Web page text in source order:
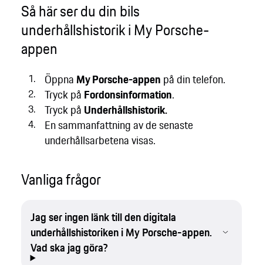
Så här ser du din bils
underhållshistorik i My Porsche-
appen
Öppna My Porsche-appen på din telefon.
Tryck på Fordonsinformation.
Tryck på Underhållshistorik.
En sammanfattning av de senaste
underhållsarbetena visas.
Vanliga frågor
Jag ser ingen länk till den digitala
underhållshistoriken i My Porsche-appen.
Vad ska jag göra?